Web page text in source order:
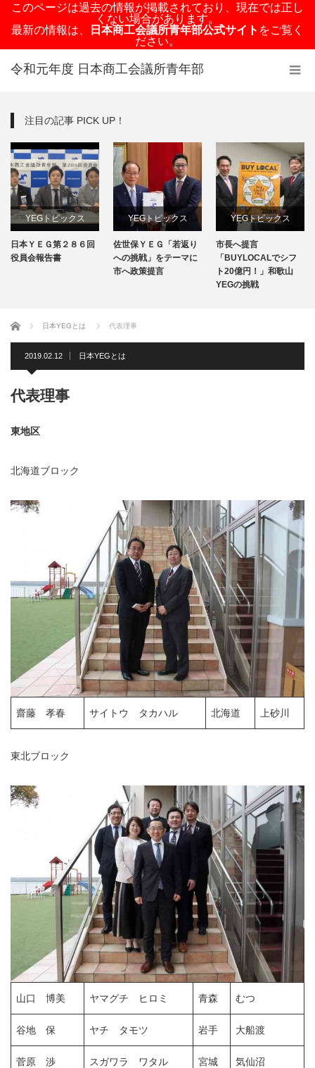
このページは過去の情報が掲載されており、現在では正し
くない場合があります。
最新の情報は、
日本商工会議所青年部公式サイト をご覧く
ださい。
令和元年度 日本商工会議所青年部
注目の記事 PICK UP！
YEGトピックス
日本YEG事業
日本ＹＥＧ第２８６回
役員会報告書
YEGトピックス
メディア掲載情報
佐世保ＹＥＧ「若返り
への挑戦」をテーマに
市へ政策提言
YEGトピックス
メディア掲載情報
地域のYEG情報
市長へ提言
「BUYLOCALでシフ
ト20億円！」和歌山
YEGの挑戦
ホーム 日本YEGとは 代表理事
2019.02.12 日本YEGとは
代表理事
東地区
北海道ブロック
齋藤 孝春 サイトウ タカハル 北海道 上砂川
東北ブロック
山口 博美 ヤマグチ ヒロミ 青森 むつ
谷地 保 ヤチ タモツ 岩手 大船渡
菅原 渉 スガワラ ワタル 宮城 気仙沼